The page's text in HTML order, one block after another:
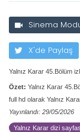
Sinema
X'de Paylaş
Yalnız Karar 45.Bölüm
Özet: Yalnız Karar
full hd olarak Yalnız
Yayınlandı: 29/05/2026
Yalnız Karar dizi